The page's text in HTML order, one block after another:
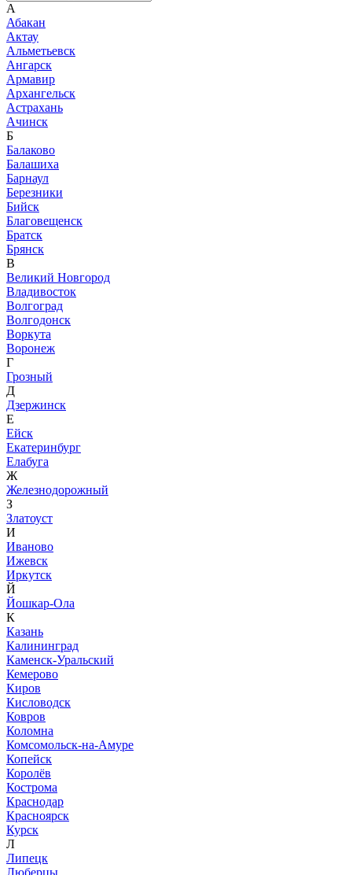
А
Абакан
Актау
Альметьевск
Ангарск
Армавир
Архангельск
Астрахань
Ачинск
Б
Балаково
Балашиха
Барнаул
Березники
Бийск
Благовещенск
Братск
Брянск
В
Великий Новгород
Владивосток
Волгоград
Волгодонск
Воркута
Воронеж
Г
Грозный
Д
Дзержинск
Е
Ейск
Екатеринбург
Елабуга
Ж
Железнодорожный
З
Златоуст
И
Иваново
Ижевск
Иркутск
Й
Йошкар-Ола
К
Казань
Калининград
Каменск-Уральский
Кемерово
Киров
Кисловодск
Ковров
Коломна
Комсомольск-на-Амуре
Копейск
Королёв
Кострома
Краснодар
Красноярск
Курск
Л
Липецк
Люберцы